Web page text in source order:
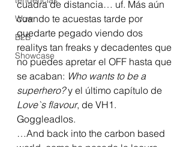
Wow
B2B
Showcase
cuadra de distancia… uf. Más aún
cuando te acuestas tarde por
quedarte pegado viendo dos
realitys tan freaks y decadentes que
no puedes apretar el OFF hasta que
se acaban: Who wants to be a
superhero? y el último capítulo de
Love`s flavour, de VH1.
Goggleadlos.
…And back into the carbon based